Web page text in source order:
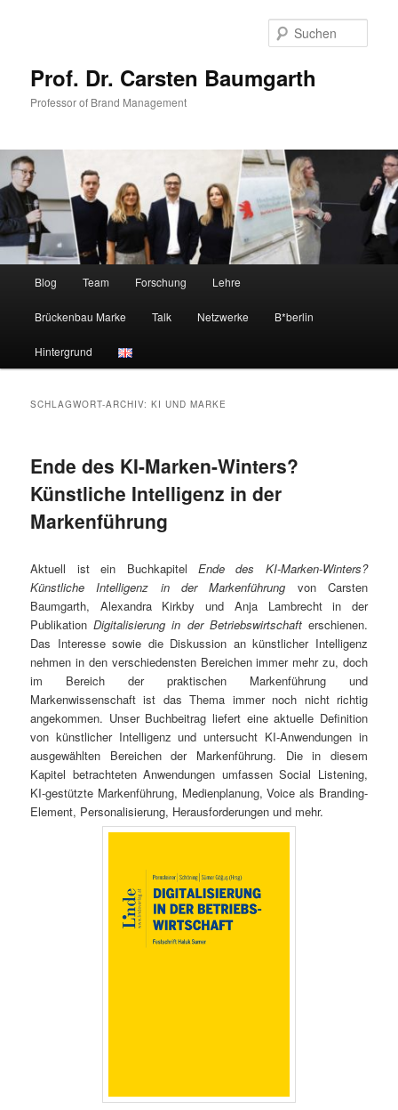
Prof. Dr. Carsten Baumgarth
Professor of Brand Management
Blog Team Forschung Lehre
Brückenbau Marke Talk Netzwerke B*berlin
Hintergrund
SCHLAGWORT-ARCHIV:KI UND MARKE
Ende des KI-Marken-Winters?
Künstliche Intelligenz in der
Markenführung
Aktuell ist ein Buchkapitel Ende des KI-Marken-Winters?
Künstliche Intelligenz in der Markenführung von Carsten
Baumgarth, Alexandra Kirkby und Anja Lambrecht in der
PublikationDigitalisierung in der Betriebswirtschafterschienen.
Das Interesse sowie die Diskussion an künstlicher Intelligenz
nehmen in den verschiedensten Bereichen immer mehr zu, doch
im Bereich der praktischen Markenführung und
Markenwissenschaft ist das Thema immer noch nicht richtig
angekommen. Unser Buchbeitrag liefert eine aktuelle Definition
von künstlicher Intelligenz und untersucht KI-Anwendungen in
ausgewählten Bereichen der Markenführung. Die in diesem
Kapitel betrachteten Anwendungen umfassen Social Listening,
KI-gestützte Markenführung, Medienplanung, Voice als Branding-
Element, Personalisierung, Herausforderungen und mehr.